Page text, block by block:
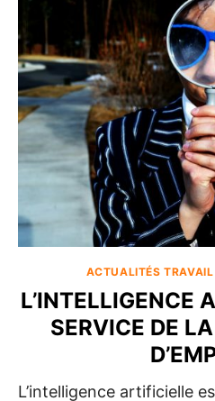
ACTUALITÉS TRAVAIL
L’INTELLIGENCE
SERVICE DE
L’intelligence artificielle